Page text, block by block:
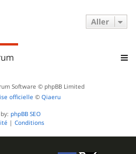
Aller
Software © phpBB Limited
officielle © Qiaeru
phpBB SEO
| Conditions